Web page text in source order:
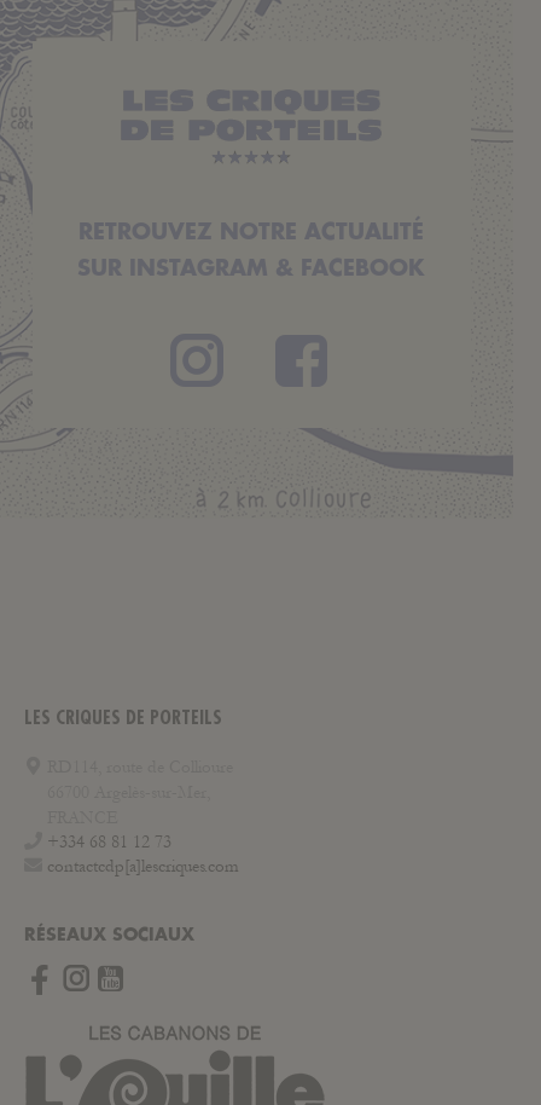
RETROUVEZ NOTRE ACTUALITÉ
SUR INSTAGRAM & FACEBOOK
Instagram
LES CRIQUES DE PORTEILS
+334 68 81 12 73
contactcdp[a]lescriques.com
RÉSEAUX SOCIAUX
Instagram